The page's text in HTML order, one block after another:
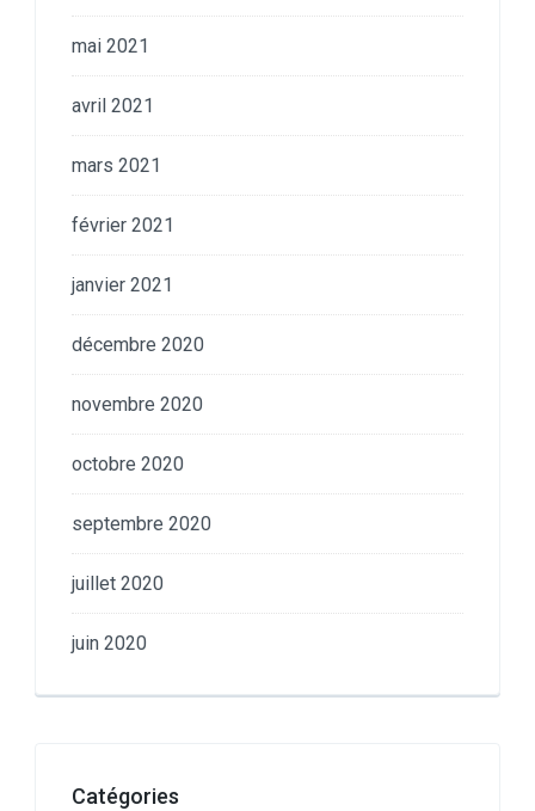
mai 2021
avril 2021
mars 2021
février 2021
janvier 2021
décembre 2020
novembre 2020
octobre 2020
septembre 2020
juillet 2020
juin 2020
Catégories